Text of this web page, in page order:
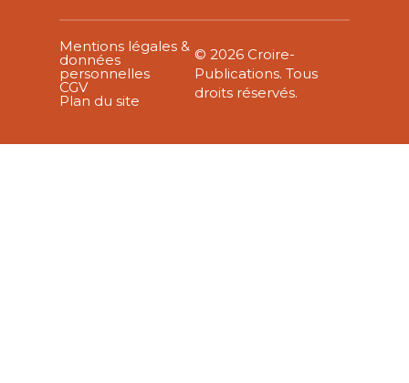
Mentions légales &
données
personnelles
CGV
Plan du site
© 2026 Croire-
Publications. Tous
droits réservés.